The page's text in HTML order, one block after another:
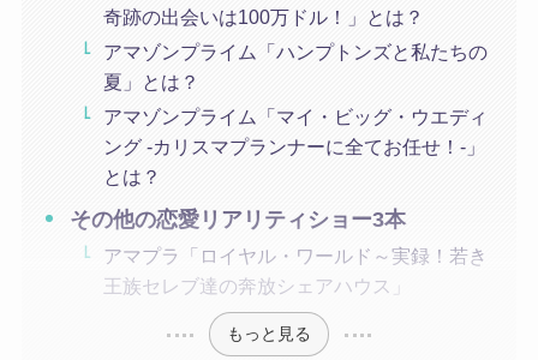
奇跡の出会いは100万ドル！」とは？
アマゾンプライム「ハンプトンズと私たちの
夏」とは？
アマゾンプライム「マイ・ビッグ・ウエディ
ング -カリスマプランナーに全てお任せ！-」
とは？
その他の恋愛リアリティショー3本
アマプラ「ロイヤル・ワールド～実録！若き
王族セレブ達の奔放シェアハウス」
もっと見る